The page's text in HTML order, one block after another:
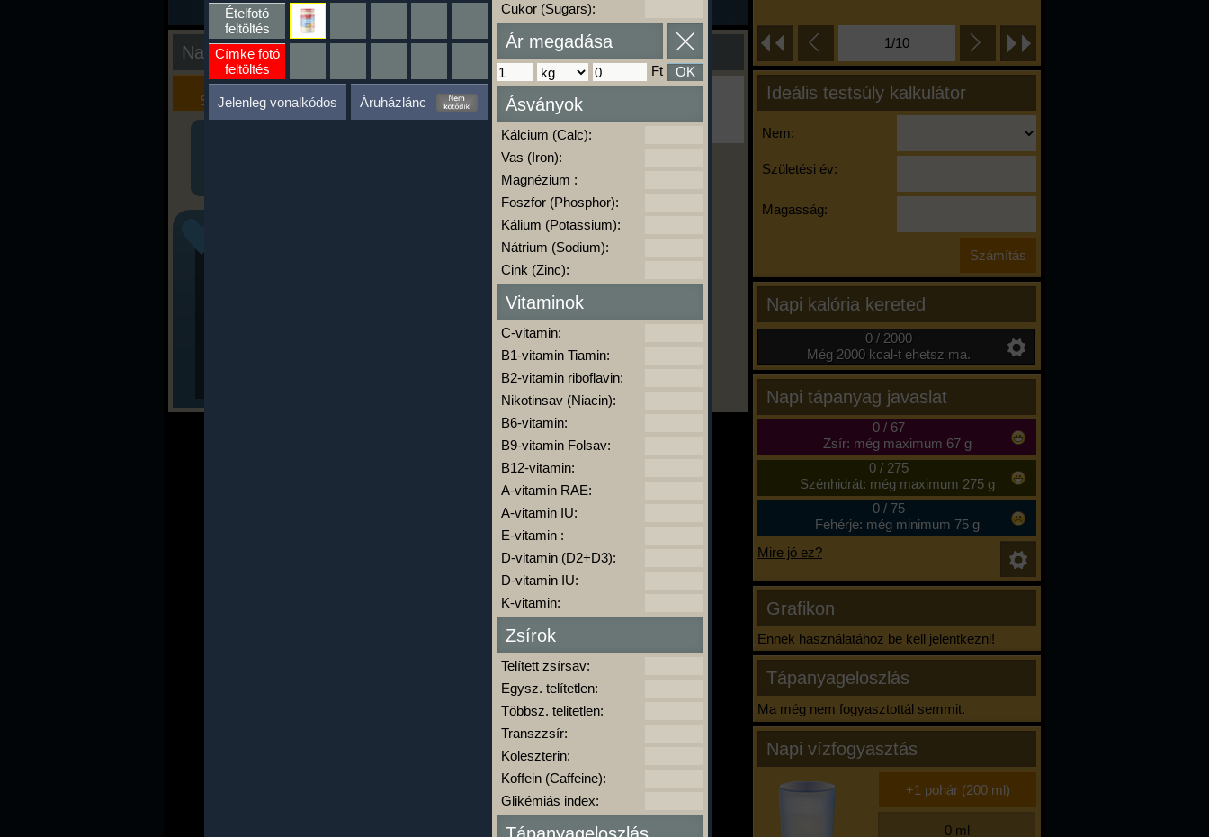
1/10
Ideális testsúly kalkulátor
Nem:
Születési év:
Magasság:
Napi kalória kereted
0 / 2000
Még 2000 kcal-t ehetsz ma.
Napi tápanyag javaslat
0/ 67
Zsír: még maximum 67 g
0/ 275
Szénhidrát: még maximum 275 g
0/ 75
Fehérje: még minimum 75 g
Mire jó ez?
Grafikon
Ennek használatához be kell jelentkezni!
Tápanyageloszlás
Ma még nem fogyasztottál semmit.
Napi vízfogyasztás
Nap kiértékelése
Kalória
Szimulátor
Szöveges
Értékelés
Ha ma már nem eszel/sportolsz többet,
kattints a kiértékelésre!
A Kalória Szimulátor Prémium funkció.
kalóriabázis.hu
-
Ételfotó
feltöltés
Címke fotó
feltöltés
Jelenleg vonalkódos Áruházlánc
Cukor (Sugars):
Ár megadása
Ft OK
Ásványok
Kálcium (Calc):
Vas (Iron):
Magnézium :
Foszfor (Phosphor):
Kálium (Potassium):
Nátrium (Sodium):
Cink (Zinc):
Vitaminok
C-vitamin:
B1-vitamin Tiamin:
B2-vitamin riboflavin:
Nikotinsav (Niacin):
B6-vitamin:
B9-vitamin Folsav:
B12-vitamin:
A-vitamin RAE:
A-vitamin IU:
E-vitamin :
D-vitamin (D2+D3):
D-vitamin IU:
K-vitamin:
Zsírok
Telített zsírsav:
Egysz. telítetlen:
Többsz. telitetlen:
Transzzsír:
Koleszterin:
Koffein (Caffeine):
Glikémiás index: